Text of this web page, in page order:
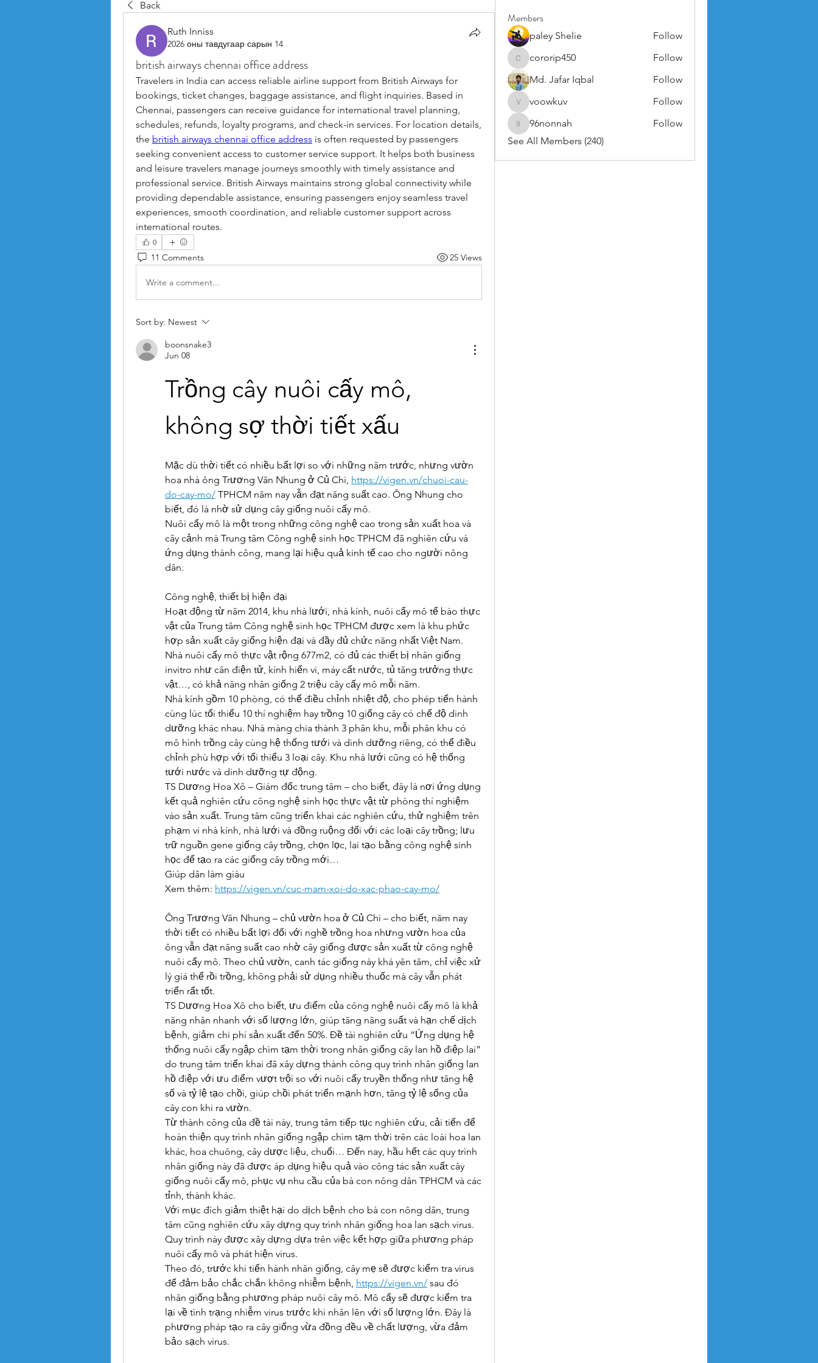
Back
Ruth Inniss
2026 оны тавдугаар сарын 14
british airways chennai office address
Travelers in India can access reliable airline support from British Airways for
bookings, ticket changes, baggage assistance, and flight inquiries. Based in
Chennai, passengers can receive guidance for international travel planning,
schedules, refunds, loyalty programs, and check-in services. For location details,
the british airways chennai office address is often requested by passengers
seeking convenient access to customer service support. It helps both business
and leisure travelers manage journeys smoothly with timely assistance and
professional service. British Airways maintains strong global connectivity while
providing dependable assistance, ensuring passengers enjoy seamless travel
experiences, smooth coordination, and reliable customer support across
international routes.
0
11 Comments 25 Views
Write a comment...
Sort by: Newest
boonsnake3
Jun 08
Trồng cây nuôi cấy mô,
không sợ thời tiết xấu
Mặc dù thời tiết có nhiều bất lợi so với những năm trước, nhưng vườn
hoa nhà ông Trương Văn Nhung ở Củ Chi, https://vigen.vn/chuoi-cau-
do-cay-mo/ TPHCM năm nay vẫn đạt năng suất cao. Ông Nhung cho
biết, đó là nhờ sử dụng cây giống nuôi cấy mô.
Nuôi cấy mô là một trong những công nghệ cao trong sản xuất hoa và
cây cảnh mà Trung tâm Công nghệ sinh học TPHCM đã nghiên cứu và
ứng dụng thành công, mang lại hiệu quả kinh tế cao cho người nông
dân.
Công nghệ, thiết bị hiện đại
Hoạt động từ năm 2014, khu nhà lưới, nhà kính, nuôi cấy mô tế bào thực
vật của Trung tâm Công nghệ sinh học TPHCM được xem là khu phức
hợp sản xuất cây giống hiện đại và đầy đủ chức năng nhất Việt Nam.
Nhà nuôi cấy mô thực vật rộng 677m2, có đủ các thiết bị nhân giống
invitro như cân điện tử, kính hiển vi, máy cất nước, tủ tăng trưởng thực
vật…, có khả năng nhân giống 2 triệu cây cấy mô mỗi năm.
Nhà kính gồm 10 phòng, có thể điều chỉnh nhiệt độ, cho phép tiến hành
cùng lúc tối thiểu 10 thí nghiệm hay trồng 10 giống cây có chế độ dinh
dưỡng khác nhau. Nhà màng chia thành 3 phân khu, mỗi phân khu có
mô hình trồng cây cùng hệ thống tưới và dinh dưỡng riêng, có thể điều
chỉnh phù hợp với tối thiểu 3 loại cây. Khu nhà lưới cũng có hệ thống
tưới nước và dinh dưỡng tự động.
TS Dương Hoa Xô – Giám đốc trung tâm – cho biết, đây là nơi ứng dụng
kết quả nghiên cứu công nghệ sinh học thực vật từ phòng thí nghiệm
vào sản xuất. Trung tâm cũng triển khai các nghiên cứu, thử nghiệm trên
phạm vi nhà kính, nhà lưới và đồng ruộng đối với các loại cây trồng; lưu
trữ nguồn gene giống cây trồng, chọn lọc, lai tạo bằng công nghệ sinh
học để tạo ra các giống cây trồng mới…
Giúp dân làm giàu
Xem thêm: https://vigen.vn/cuc-mam-xoi-do-xac-phao-cay-mo/
Ông Trương Văn Nhung – chủ vườn hoa ở Củ Chi – cho biết, năm nay
thời tiết có nhiều bất lợi đối với nghề trồng hoa nhưng vườn hoa của
ông vẫn đạt năng suất cao nhờ cây giống được sản xuất từ công nghệ
nuôi cấy mô. Theo chủ vườn, canh tác giống này khá yên tâm, chỉ việc xử
lý giá thể rồi trồng, không phải sử dụng nhiều thuốc mà cây vẫn phát
triển rất tốt.
TS Dương Hoa Xô cho biết, ưu điểm của công nghệ nuôi cấy mô là khả
năng nhân nhanh với số lượng lớn, giúp tăng năng suất và hạn chế dịch
bệnh, giảm chi phí sản xuất đến 50%. Đề tài nghiên cứu “Ứng dụng hệ
thống nuôi cấy ngập chìm tạm thời trong nhân giống cây lan hồ điệp lai”
do trung tâm triển khai đã xây dựng thành công quy trình nhân giống lan
hồ điệp với ưu điểm vượt trội so với nuôi cấy truyền thống như tăng hệ
số và tỷ lệ tạo chồi, giúp chồi phát triển mạnh hơn, tăng tỷ lệ sống của
cây con khi ra vườn.
Từ thành công của đề tài này, trung tâm tiếp tục nghiên cứu, cải tiến để
hoàn thiện quy trình nhân giống ngập chìm tạm thời trên các loài hoa lan
khác, hoa chuông, cây dược liệu, chuối… Đến nay, hầu hết các quy trình
nhân giống này đã được áp dụng hiệu quả vào công tác sản xuất cây
giống nuôi cấy mô, phục vụ nhu cầu của bà con nông dân TPHCM và các
tỉnh, thành khác.
Với mục đích giảm thiệt hại do dịch bệnh cho bà con nông dân, trung
tâm cũng nghiên cứu xây dựng quy trình nhân giống hoa lan sạch virus.
Quy trình này được xây dựng dựa trên việc kết hợp giữa phương pháp
nuôi cấy mô và phát hiện virus.
Theo đó, trước khi tiến hành nhân giống, cây mẹ sẽ được kiểm tra virus
để đảm bảo chắc chắn không nhiễm bệnh, https://vigen.vn/ sau đó
nhân giống bằng phương pháp nuôi cây mô. Mô cấy sẽ được kiểm tra
lại về tình trạng nhiễm virus trước khi nhân lên với số lượng lớn. Đây là
phương pháp tạo ra cây giống vừa đồng đều về chất lượng, vừa đảm
bảo sạch virus.
Members
paley Shelie Follow
cororip450
cororip450
Follow
Md. Jafar Iqbal
Follow
voowkuv
voowkuv Follow
96nonnah
96nonnah
Follow
See All Members (240)